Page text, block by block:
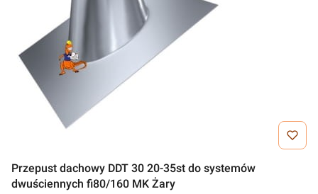
Przepust dachowy DDT 30 20-35st do systemów
dwuściennych fi80/160 MK Żary